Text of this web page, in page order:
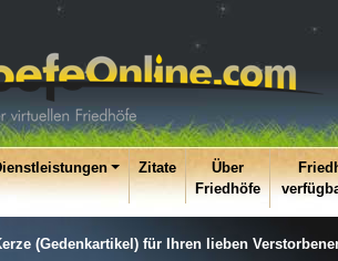
Zitate
Über
Friedhöfe
(Gedenkartikel) für Ihren lieben